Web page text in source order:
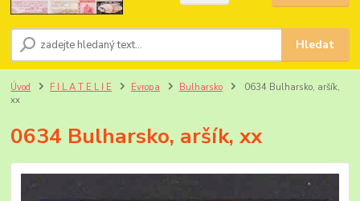
Hledat
Úvod F I L A T E L I E Evropa Bulharsko
0634 Bulharsko, aršík,
xx
0634 Bulharsko, aršík, xx